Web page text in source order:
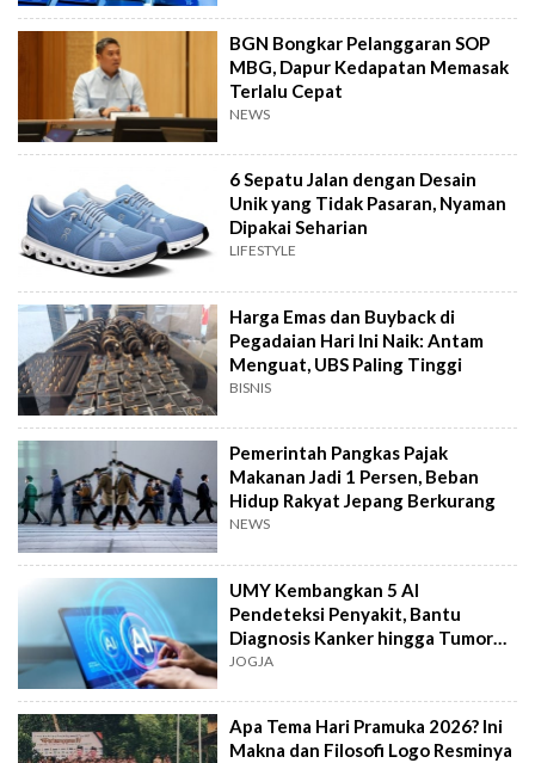
BGN Bongkar Pelanggaran SOP
MBG, Dapur Kedapatan Memasak
Terlalu Cepat
NEWS
6 Sepatu Jalan dengan Desain
Unik yang Tidak Pasaran, Nyaman
Dipakai Seharian
LIFESTYLE
Harga Emas dan Buyback di
Pegadaian Hari Ini Naik: Antam
Menguat, UBS Paling Tinggi
BISNIS
Pemerintah Pangkas Pajak
Makanan Jadi 1 Persen, Beban
Hidup Rakyat Jepang Berkurang
NEWS
UMY Kembangkan 5 AI
Pendeteksi Penyakit, Bantu
Diagnosis Kanker hingga Tumor
Otak Lebih Cepat
JOGJA
Apa Tema Hari Pramuka 2026? Ini
Makna dan Filosofi Logo Resminya